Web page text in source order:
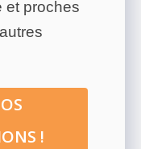
et proches
!